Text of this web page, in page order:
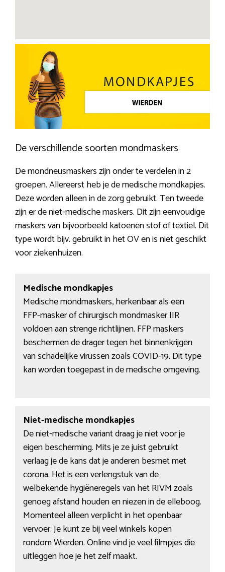
De verschillende soorten mondmaskers
De mondneusmaskers zijn onder te verdelen in 2
groepen. Allereerst heb je de medische mondkapjes.
Deze worden alleen in de zorg gebruikt. Ten tweede
zijn er de niet-medische maskers. Dit zijn eenvoudige
maskers van bijvoorbeeld katoenen stof of textiel. Dit
type wordt bijv. gebruikt in het OV en is niet geschikt
voor ziekenhuizen.
Medische mondkapjes
Medische mondmaskers, herkenbaar als een
FFP-masker of chirurgisch mondmasker IIR
voldoen aan strenge richtlijnen. FFP maskers
beschermen de drager tegen het binnenkrijgen
van schadelijke virussen zoals COVID-19. Dit type
kan worden toegepast in de medische omgeving.
Niet-medische mondkapjes
De niet-medische variant draag je niet voor je
eigen bescherming. Mits je ze juist gebruikt
verlaag je de kans dat je anderen besmet met
corona. Het is een verlengstuk van de
welbekende hygiëneregels van het RIVM zoals
genoeg afstand houden en niezen in de elleboog.
Momenteel alleen verplicht in het openbaar
vervoer. Je kunt ze bij veel winkels kopen
rondom Wierden. Online vind je veel filmpjes die
uitleggen hoe je het zelf maakt.